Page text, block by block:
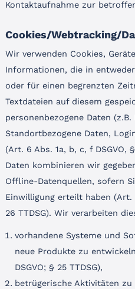
Kontaktaufnahme zur
Cookies/Webtracking/
Wir verwenden Cookies,
Informationen, die in
oder für einen begrenzten
Textdateien auf diesem
personenbezogene Daten (z.B.
Standortbezogene Daten,
(Art. 6 Abs. 1a, b, c, f DSGVO,
Daten kombinieren wir
Offline-Datenquellen, sofern
Einwilligung erteilt haben (Art.
26 TTDSG). Wir verarbeiten
vorhandene Systeme und
neue Produkte zu
DSGVO; § 25 TTDSG),
betrügerische Aktivitäten